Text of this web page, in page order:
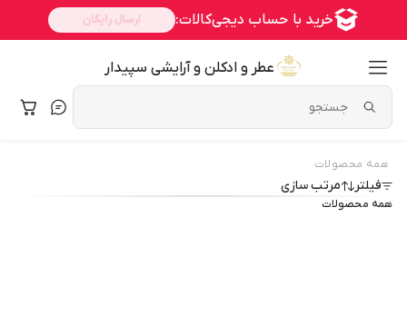
عطر و ادکلن و آرایشی سپیدار
همه محصولات
فیلتر مرتب سازی
همه محصولات